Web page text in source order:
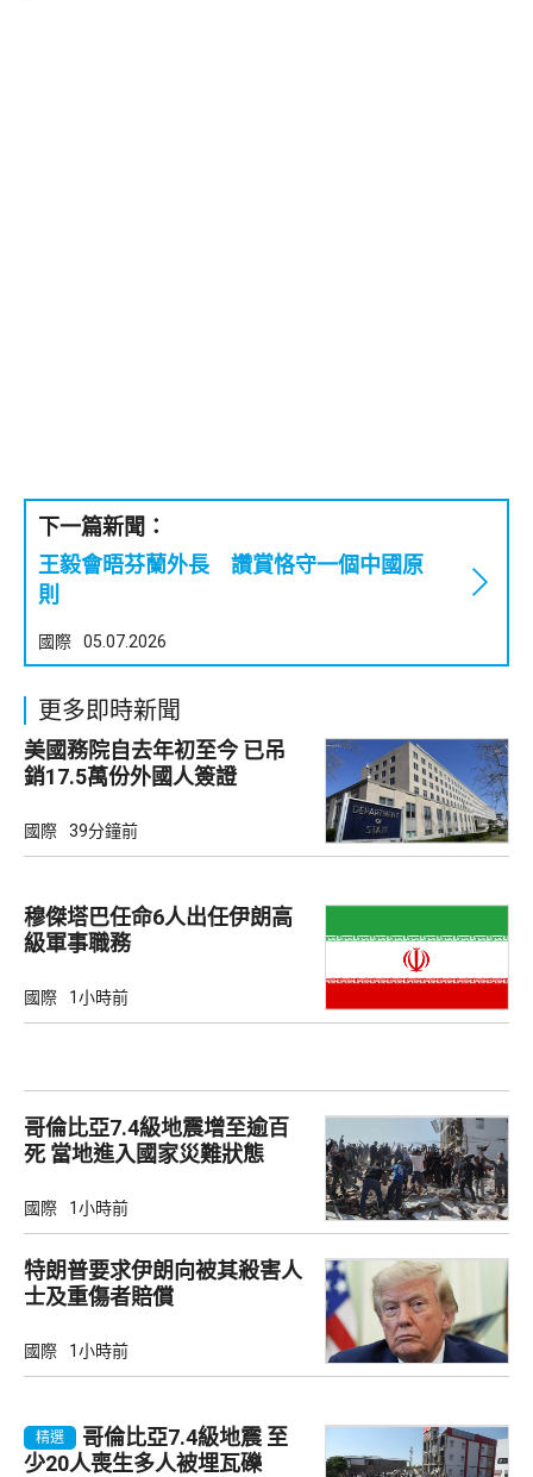
下一篇新聞：
王毅會晤芬蘭外長 讚賞恪守一個中國原
則
國際 05.07.2026
更多即時新聞
美國務院自去年初至今 已吊
銷17.5萬份外國人簽證
國際 39分鐘前
穆傑塔巴任命6人出任伊朗高
級軍事職務
國際 1小時前
哥倫比亞7.4級地震增至逾百
死 當地進入國家災難狀態
國際 1小時前
特朗普要求伊朗向被其殺害人
士及重傷者賠償
國際 1小時前
精選
哥倫比亞7.4級地震 至
少20人喪生多人被埋瓦礫